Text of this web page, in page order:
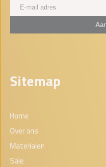
Sitemap
Home
Over ons
Materialen
Sale